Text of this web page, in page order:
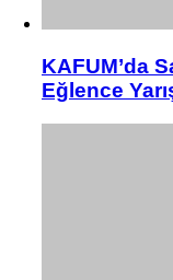
KAFUM’da
Eğlence